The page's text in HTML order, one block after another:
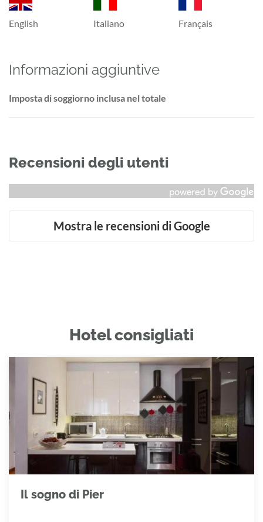
English Italiano Français
Informazioni aggiuntive
Imposta di soggiorno inclusa nel totale
Recensioni degli utenti
Mostra le recensioni di Google
Hotel consigliati
Il sogno di Pier